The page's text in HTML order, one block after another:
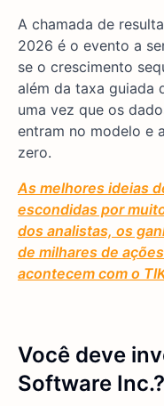
A chamada de
2026 é o evento a
se o crescimento
além da taxa guiada
uma vez que os
entram no modelo e
zero.
As melhores ideias
escondidas por
dos analistas, os
de milhares de
acontecem com o
Você deve
Software Inc.?